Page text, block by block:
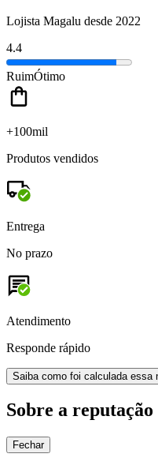
Lojista Magalu desde 2022
4.4
RuimÓtimo
+100mil
Produtos vendidos
Entrega
No prazo
Atendimento
Responde rápido
Saiba como foi calculada essa
Sobre a
Fechar